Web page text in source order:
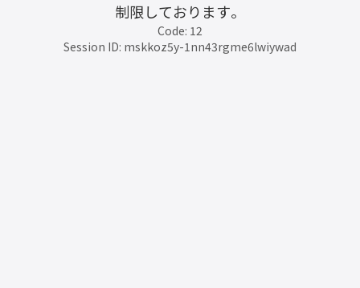
制限しております。
Code: 12
Session ID: mskkoz5y-1nn43rgme6lwiywad